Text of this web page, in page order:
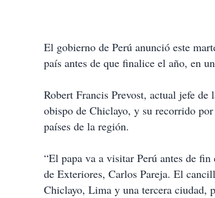
El gobierno de Perú anunció este
país antes de que finalice el año, en
Robert Francis Prevost, actual jefe
obispo de Chiclayo, y su recorrido
países de la región.
“El papa va a visitar Perú antes de
de Exteriores, Carlos Pareja. El
Chiclayo, Lima y una tercera ciudad,